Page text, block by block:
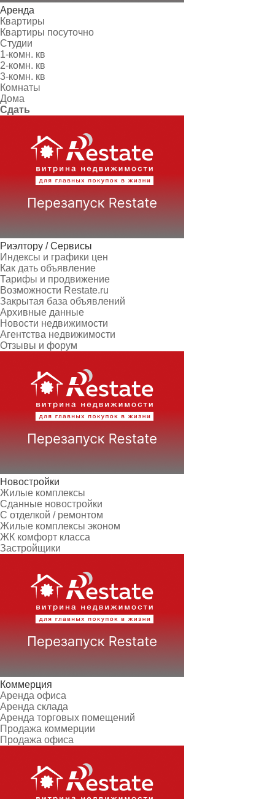
Аренда
Квартиры
Квартиры посуточно
Студии
1-комн. кв
2-комн. кв
3-комн. кв
Комнаты
Дома
Сдать
Риэлтору / Сервисы
Индексы и графики цен
Как дать объявление
Тарифы и продвижение
Возможности Restate.ru
Закрытая база объявлений
Архивные данные
Новости недвижимости
Агентства недвижимости
Отзывы и форум
Новостройки
Жилые комплексы
Сданные новостройки
С отделкой / ремонтом
Жилые комплексы эконом
ЖК комфорт класса
Застройщики
Коммерция
Аренда офиса
Аренда склада
Аренда торговых помещений
Продажа коммерции
Продажа офиса